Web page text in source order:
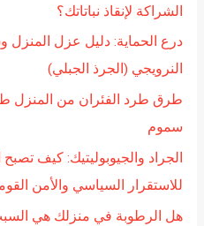
الشراكة لإنقاذ نباتاتك؟
درع الحماية: دليل عزل المنزل
النرويجي (الجرذ الجبلي)
طرق طرد الفئران من المنزل
سموم
الجراد والجيوبوليتيك: كيف
للاستقرار السياسي والأمن
هل الرطوبة في منزلك هي